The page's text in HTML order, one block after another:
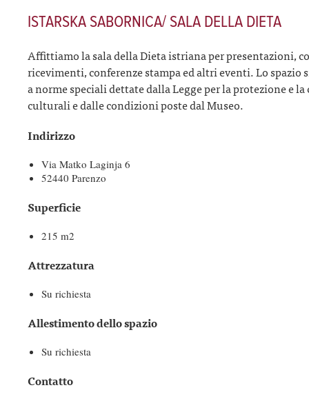
ISTARSKA SABORNICA/ SALA DELLA DIETA
Affittiamo la sala della Dieta istriana per presentazioni,
ricevimenti, conferenze stampa ed altri eventi. Lo spazio
a norme speciali dettate dalla Legge per la protezione e
culturali e dalle condizioni poste dal Museo.
Indirizzo
Via Matko Laginja 6
52440 Parenzo
Superficie
215 m2
Attrezzatura
Su richiesta
Allestimento dello spazio
Su richiesta
Contatto